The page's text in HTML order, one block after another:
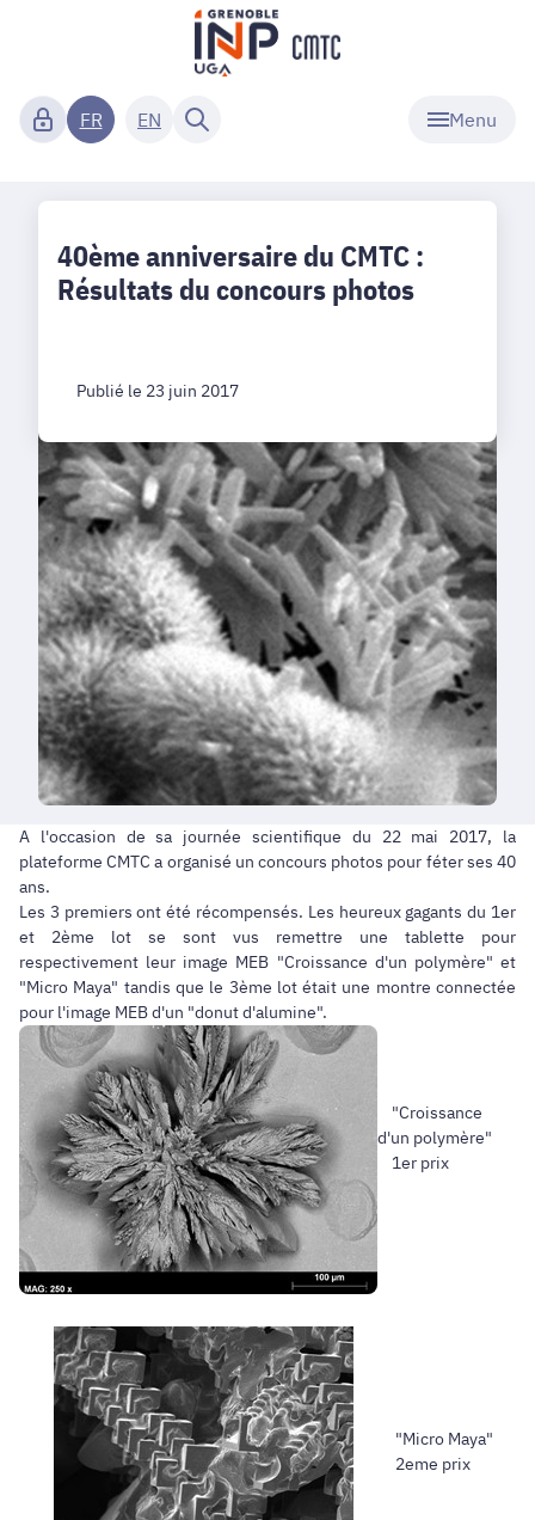
Menu
FR EN
40ème anniversaire du CMTC :
Résultats du concours photos
Publié le 23 juin 2017
A l'occasion de sa journée scientifique du 22 mai 2017, la
plateforme CMTC a organisé un concours photos pour féter ses 40
ans.
Les 3 premiers ont été récompensés. Les heureux gagants du 1er
et 2ème lot se sont vus remettre une tablette pour
respectivement leur image MEB "Croissance d'un polymère" et
"Micro Maya" tandis que le 3ème lot était une montre connectée
pour l'image MEB d'un "donut d'alumine".
"Croissance
d'un polymère"
1er prix
"Micro Maya"
2eme prix